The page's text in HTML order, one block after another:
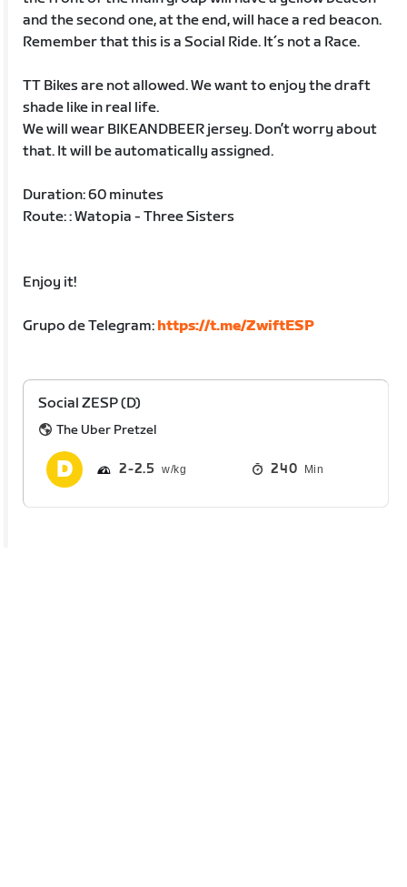
and the second one, at the end, will hace a red beacon.
Remember that this is a Social Ride. It´s not a Race.
TT Bikes are not allowed. We want to enjoy the draft
shade like in real life.
We will wear BIKEANDBEER jersey. Don’t worry about
that. It will be automatically assigned.
Duration: 60 minutes
Route: : Watopia - Three Sisters
Enjoy it!
Grupo de Telegram: https://t.me/ZwiftESP
Social ZESP (D)
The Uber Pretzel
2 2.5 240 Min